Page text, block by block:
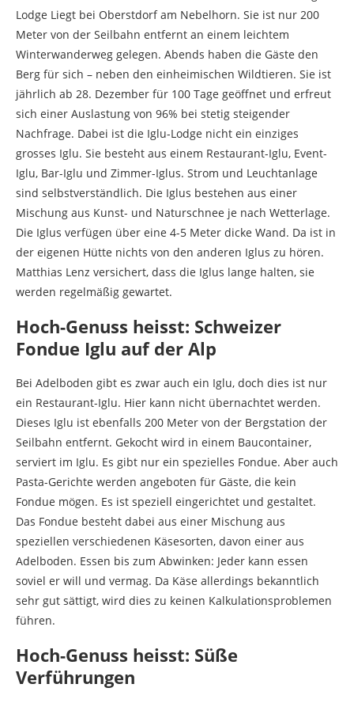
Lodge Liegt bei Oberstdorf am Nebelhorn. Sie ist nur 200
Meter von der Seilbahn entfernt an einem leichtem
Winterwanderweg gelegen. Abends haben die Gäste den
Berg für sich – neben den einheimischen Wildtieren. Sie ist
jährlich ab 28. Dezember für 100 Tage geöffnet und erfreut
sich einer Auslastung von 96% bei stetig steigender
Nachfrage. Dabei ist die Iglu-Lodge nicht ein einziges
grosses Iglu. Sie besteht aus einem Restaurant-Iglu, Event-
Iglu, Bar-Iglu und Zimmer-Iglus. Strom und Leuchtanlage
sind selbstverständlich. Die Iglus bestehen aus einer
Mischung aus Kunst- und Naturschnee je nach Wetterlage.
Die Iglus verfügen über eine 4-5 Meter dicke Wand. Da ist in
der eigenen Hütte nichts von den anderen Iglus zu hören.
Matthias Lenz versichert, dass die Iglus lange halten, sie
werden regelmäßig gewartet.
Hoch-Genuss heisst: Schweizer
Fondue Iglu auf der Alp
Bei Adelboden gibt es zwar auch ein Iglu, doch dies ist nur
ein Restaurant-Iglu. Hier kann nicht übernachtet werden.
Dieses Iglu ist ebenfalls 200 Meter von der Bergstation der
Seilbahn entfernt. Gekocht wird in einem Baucontainer,
serviert im Iglu. Es gibt nur ein spezielles Fondue. Aber auch
Pasta-Gerichte werden angeboten für Gäste, die kein
Fondue mögen. Es ist speziell eingerichtet und gestaltet.
Das Fondue besteht dabei aus einer Mischung aus
speziellen verschiedenen Käsesorten, davon einer aus
Adelboden. Essen bis zum Abwinken: Jeder kann essen
soviel er will und vermag. Da Käse allerdings bekanntlich
sehr gut sättigt, wird dies zu keinen Kalkulationsproblemen
führen.
Hoch-Genuss heisst: Süße
Verführungen